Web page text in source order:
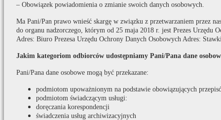
– Obowiązek powiadomienia o zmianie swoich danych osobowych.
Ma Pani/Pan prawo wnieść skargę w związku z przetwarzaniem przez
do organu nadzorczego, którym od 25 maja 2018 r. jest Prezes Urzędu
Adres: Biuro Prezesa Urzędu Ochrony Danych Osobowych Adres:
Jakim kategoriom odbiorców udostępniamy Pani/Pana dane
Pani/Pana dane osobowe mogą być przekazane:
podmiotom upoważnionym na podstawie obowiązujących
podmiotom świadczącym usługi:
doręczania korespondencji
świadczenia usług archiwizacyjnych